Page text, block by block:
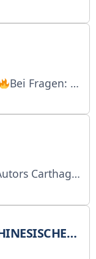
Bei Fragen: @kamonsk. Werbung: @Diggsale. Link für Freunde: https://t.me/+SKD_yk7iY7v8TPQu. Werbung schalten: https://telega.in/c/+SKD_yk7iY7v8TPQu
Einladungslink https://t.me/+RVVwZlRrfEAwMjUy